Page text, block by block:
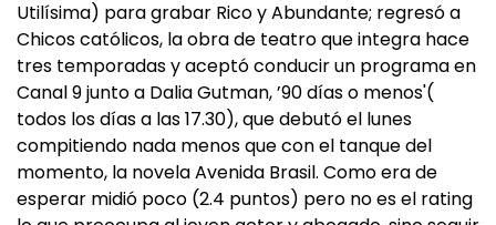
Utilísima) para grabar Rico y Abundante; regresó a
Chicos católicos, la obra de teatro que integra hace
tres temporadas y aceptó conducir un programa en
Canal 9 junto a Dalia Gutman, ’90 días o menos'(
todos los días a las 17.30), que debutó el lunes
compitiendo nada menos que con el tanque del
momento, la novela Avenida Brasil. Como era de
esperar midió poco (2.4 puntos) pero no es el rating